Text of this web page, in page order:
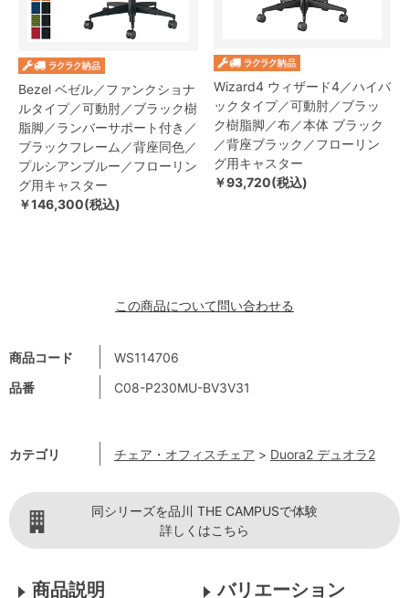
商品コード
WS114706
品番
C08-P230MU-BV3V31
カテゴリ チェア・オフィスチェア > Duora2 デュオラ2
Bezel ベゼル／ファンクショナ
ルタイプ／可動肘／ブラック樹
脂脚／ランバーサポート付き／
ブラックフレーム／背座同色／
プルシアンブルー／フローリン
グ用キャスター
￥146,300(税込)
Wizard4 ウィザード4／ハイバ
ックタイプ／可動肘／ブラッ
ク樹脂脚／布／本体 ブラック
／背座ブラック／フローリン
グ用キャスター
￥93,720(税込)
この商品について問い合わせる
同シリーズを品川 THE CAMPUSで体験
詳しくはこちら
商品説明 バリエーション